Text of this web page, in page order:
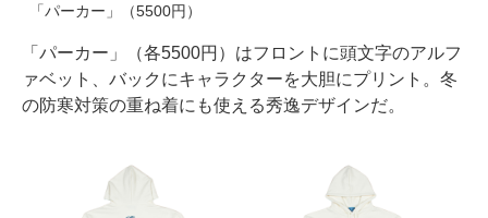
「パーカー」（5500円）
「パーカー」（各5500円）はフロントに頭文字のアルフ
ァベット、バックにキャラクターを大胆にプリント。冬
の防寒対策の重ね着にも使える秀逸デザインだ。